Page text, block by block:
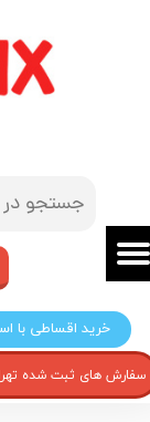
حساب کاربری من
تغییر گذر واژه
خروج از حساب
خرید اقساطی با
سفارش های ثبت شده تهران تا قبل ساعت 11